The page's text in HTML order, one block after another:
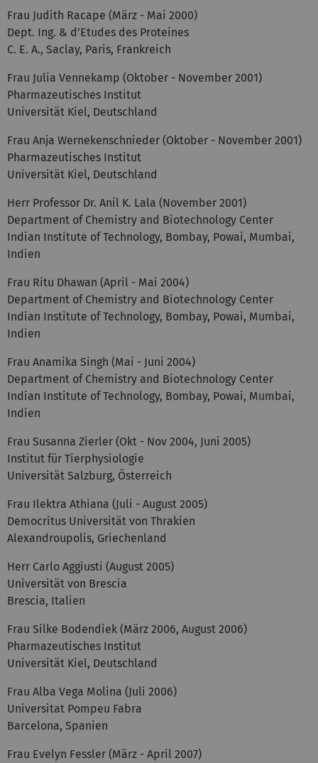
Frau Judith Racape (März - Mai 2000)
Dept. Ing. & d’Etudes des Proteines
C. E. A., Saclay, Paris, Frankreich
Frau Julia Vennekamp (Oktober - November 2001)
Pharmazeutisches Institut
Universität Kiel, Deutschland
Frau Anja Wernekenschnieder (Oktober - November 2001)
Pharmazeutisches Institut
Universität Kiel, Deutschland
Herr Professor Dr. Anil K. Lala (November 2001)
Department of Chemistry and Biotechnology Center
Indian Institute of Technology, Bombay, Powai, Mumbai,
Indien
Frau Ritu Dhawan (April - Mai 2004)
Department of Chemistry and Biotechnology Center
Indian Institute of Technology, Bombay, Powai, Mumbai,
Indien
Frau Anamika Singh (Mai - Juni 2004)
Department of Chemistry and Biotechnology Center
Indian Institute of Technology, Bombay, Powai, Mumbai,
Indien
Frau Susanna Zierler (Okt - Nov 2004, Juni 2005)
Institut für Tierphysiologie
Universität Salzburg, Österreich
Frau Ilektra Athiana (Juli - August 2005)
Democritus Universität von Thrakien
Alexandroupolis, Griechenland
Herr Carlo Aggiusti (August 2005)
Universität von Brescia
Brescia, Italien
Frau Silke Bodendiek (März 2006, August 2006)
Pharmazeutisches Institut
Universität Kiel, Deutschland
Frau Alba Vega Molina (Juli 2006)
Universitat Pompeu Fabra
Barcelona, Spanien
Frau Evelyn Fessler (März - April 2007)